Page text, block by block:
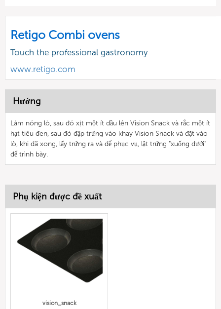
Retigo Combi ovens
Touch the professional gastronomy
www.retigo.com
Hướng
Làm nóng lò, sau đó xịt một ít dầu lên Vision Snack và rắc một ít
hạt tiêu đen, sau đó đập trứng vào khay Vision Snack và đặt vào
lò, khi đã xong, lấy trứng ra và để phục vụ, lật trứng "xuống dưới"
để trình bày.
Phụ kiện được đề xuất
vision_snack